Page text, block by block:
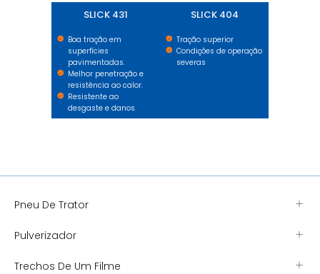
SLICK 431
Boa tração em
superfícies
pavimentadas.
Melhor penetração e
resistência ao calor.
Resistente ao
desgaste e danos.
SLICK 404
Tração superior
Condições de operação
severas
Pneu De Trator
Pulverizador
Trechos De Um Filme